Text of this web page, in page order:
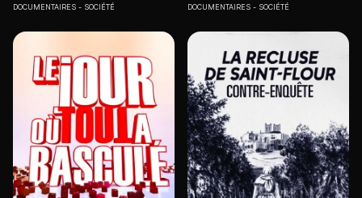
DOCUMENTAIRES SOCIÉTÉ DOCUMENTAIRES SOCIÉTÉ